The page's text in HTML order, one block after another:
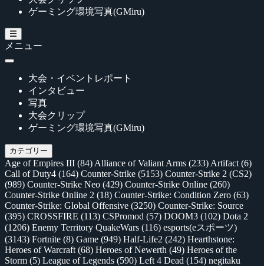
ゲーミング環境写真(GMiru)
メニュー
大会・イベントレポート
インタビュー
写真
大会クリップ
ゲーミング環境写真(GMiru)
カテゴリー
Age of Empires III (84) Alliance of Valiant Arms (233) Artifact (6)
Call of Duty4 (164) Counter-Strike (5153) Counter-Strike 2 (CS2)
(989) Counter-Strike Neo (429) Counter-Strike Online (260)
Counter-Strike Online 2 (18) Counter-Strike: Condition Zero (63)
Counter-Strike: Global Offensive (3250) Counter-Strike: Source
(395) CROSSFIRE (113) CSPromod (57) DOOM3 (102) Dota 2
(1206) Enemy Territory QuakeWars (116) esports(eスポーツ)
(3143) Fortnite (8) Game (949) Half-Life2 (242) Hearthstone:
Heroes of Warcraft (68) Heroes of Newerth (49) Heroes of the
Storm (5) League of Legends (590) Left 4 Dead (154) negitaku